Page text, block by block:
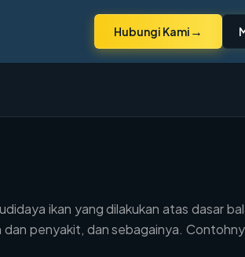
Hubungi Kami →
ikan yang dilakukan atas dasar
penyakit, dan sebagainya.